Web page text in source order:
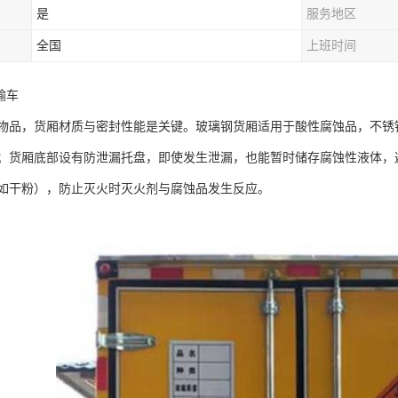
是 服务地区
全国 上班时间
车​
品，货厢材质与密封性能是关键。玻璃钢货厢适用于酸性腐蚀品，不
货厢底部设有防泄漏托盘，即使发生泄漏，也能暂时储存腐蚀性液体
干粉），防止灭火时灭火剂与腐蚀品发生反应。​